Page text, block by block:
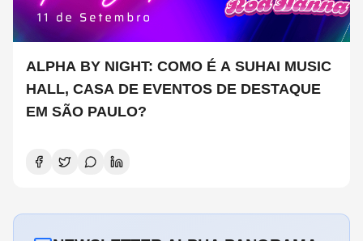
ALPHA BY NIGHT: COMO É A SUHAI MUSIC
HALL, CASA DE EVENTOS DE DESTAQUE
EM SÃO PAULO?